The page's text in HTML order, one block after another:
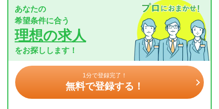
あなたの
希望条件に合う
理想の求人
をお探しします！
1分で登録完了！
無料で登録する！